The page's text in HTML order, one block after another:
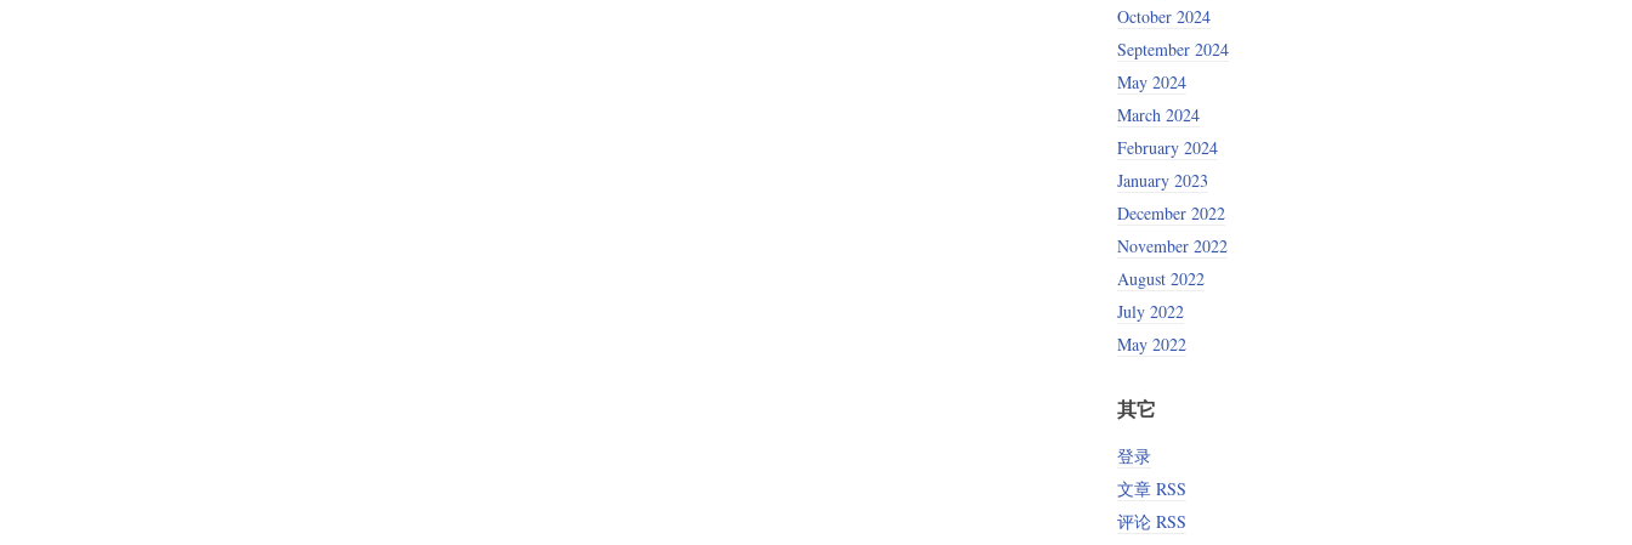
October 2024
September 2024
May 2024
March 2024
February 2024
January 2023
December 2022
November 2022
August 2022
July 2022
May 2022
其它
登录
文章 RSS
评论 RSS